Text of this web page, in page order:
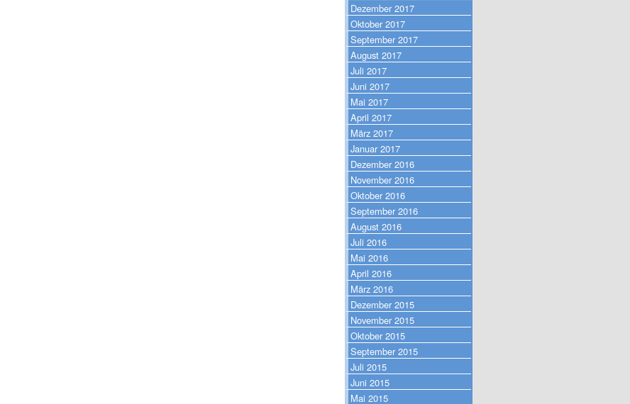
Dezember 2017
Oktober 2017
September 2017
August 2017
Juli 2017
Juni 2017
Mai 2017
April 2017
März 2017
Januar 2017
Dezember 2016
November 2016
Oktober 2016
September 2016
August 2016
Juli 2016
Mai 2016
April 2016
März 2016
Dezember 2015
November 2015
Oktober 2015
September 2015
Juli 2015
Juni 2015
Mai 2015